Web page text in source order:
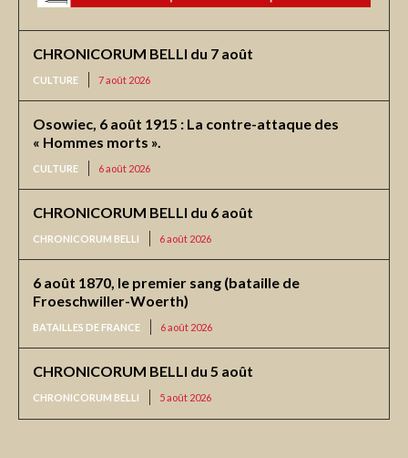
CHRONICORUM BELLI du 7 août
CULTURE 7 août 2026
Osowiec, 6 août 1915 : La contre-attaque des
« Hommes morts ».
CULTURE 6 août 2026
CHRONICORUM BELLI du 6 août
CHRONICORUM BELLI 6 août 2026
6 août 1870, le premier sang (bataille de
Froeschwiller-Woerth)
BATAILLES DE FRANCE 6 août 2026
CHRONICORUM BELLI du 5 août
CHRONICORUM BELLI 5 août 2026